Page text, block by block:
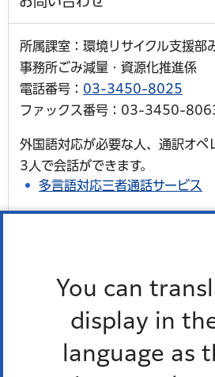
You can
display in
language as
所属課室：環境リサイクル支援部
事務所ごみ減量・資源化推進係
電話番号： 03-3450-8025
ファックス番号：03-3450-
外国語対応が必要な人、通訳オペ
3人で会話ができます。
多言語対応三者通話サービス
港区食べきり協力店登録制度